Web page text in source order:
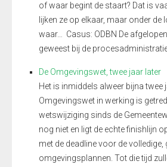
of waar begint de staart? Dat is
lijken ze op elkaar, maar onder de
waar… Casus: ODBN De
geweest bij de procesadministratie
De Omgevingswet, twee jaar later
Het is inmiddels alweer bijna twee
Omgevingswet in werking is
wetswijziging sinds de
nog niet en ligt de echte finishlijn
met de deadline voor de volledige,
omgevingsplannen. Tot die tijd